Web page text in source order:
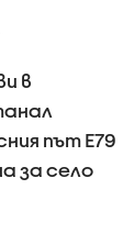
в
път Е79
за село